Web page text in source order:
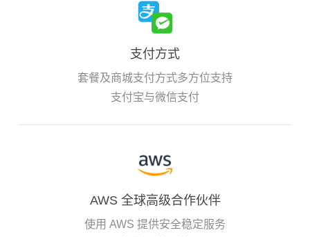
支付方式
套餐及商城支付方式多方位支持
支付宝与微信支付
AWS 全球高级合作伙伴
使用 AWS 提供安全稳定服务